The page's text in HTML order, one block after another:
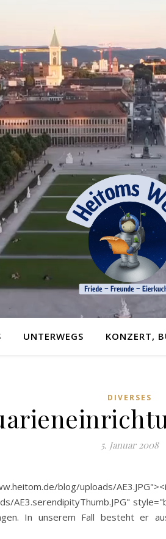
UNTERWEGS KONZERT,
DIVERSES
5. Januar 2008
blog/
AE3.serendipityThumb.JPG"
In unserem Fall besteht er